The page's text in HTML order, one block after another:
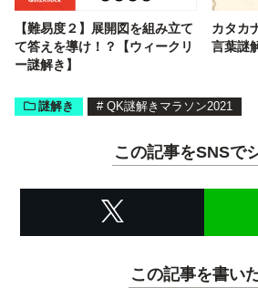
【難易度２】展開図を組み立て
て答えを導け！？【ウィークリ
ー謎解き】
カタカ
言葉謎
謎解き # QK謎解きマラソン2021
この記事をSNSで
この記事を書い